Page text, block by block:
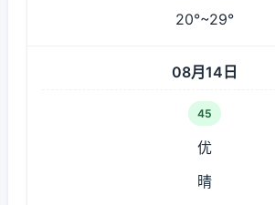
20°~29°
08月14日
45
优
晴